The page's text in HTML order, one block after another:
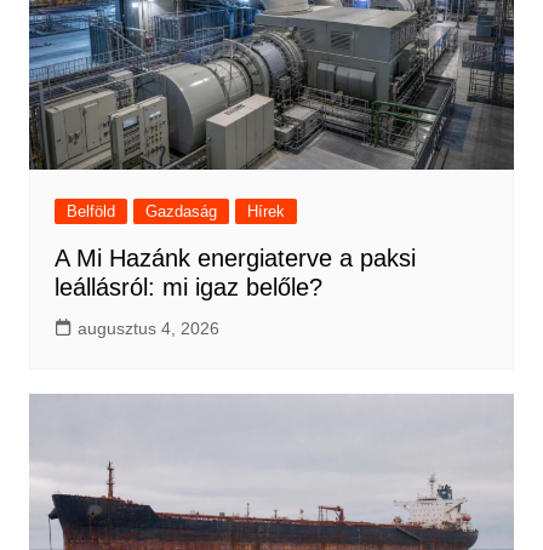
Belföld Gazdaság Hírek
A Mi Hazánk energiaterve a paksi
leállásról: mi igaz belőle?
augusztus 4, 2026